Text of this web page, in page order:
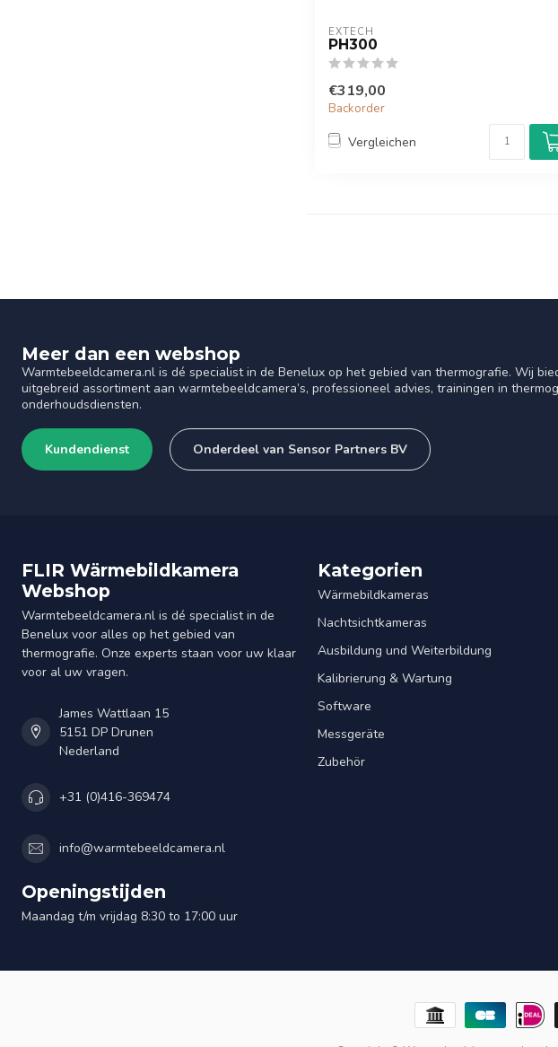
EXTECH
PH300
€319,00
Backorder
Vergleichen
Meer dan een webshop
Warmtebeeldcamera.nl is dé specialist in de Benelux op het gebied van thermografie. Wij
uitgebreid assortiment aan warmtebeeldcamera’s, professioneel advies, trainingen in
onderhoudsdiensten.
Kundendienst Onderdeel van Sensor Partners BV
FLIR Wärmebildkamera
Webshop
Warmtebeeldcamera.nl is dé specialist in de
Benelux voor alles op het gebied van
thermografie. Onze experts staan voor uw klaar
voor al uw vragen.
James Wattlaan 15
5151 DP Drunen
Nederland
+31 (0)416-369474
info@warmtebeeldcamera.nl
Openingstijden
Maandag t/m vrijdag 8:30 to 17:00 uur
Kategorien
Wärmebildkameras
Nachtsichtkameras
Ausbildung und Weiterbildung
Kalibrierung & Wartung
Software
Messgeräte
Zubehör